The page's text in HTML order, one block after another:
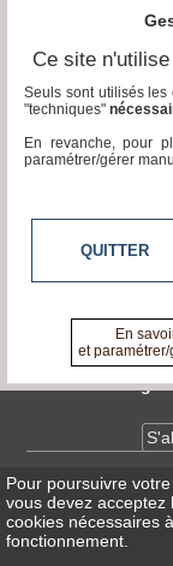
tvlocale.fr
Contactez-nous
A propos de
Devenir délégué
InfosCNIL/RGPD
Conditions
Pour poursuivre
vous devez acceptez
cookies nécessaires
fonctionnement.
Ce site
Seuls sont utilisés les
"techniques"
En revanche, pour
paramétrer/gérer
QUITTER
En
et